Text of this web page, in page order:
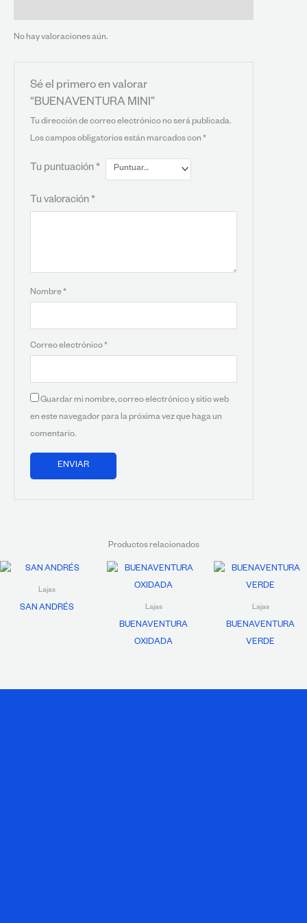
No hay valoraciones aún.
Sé el primero en valorar
“BUENAVENTURA MINI”
Tu dirección de correo electrónico no será publicada.
Los campos obligatorios están marcados con *
Tu puntuación*
Tu valoración *
Nombre *
Correo electrónico *
Guardar mi nombre, correo electrónico y sitio web
en este navegador para la próxima vez que haga un
comentario.
Productos relacionados
Lajas
SAN ANDRÉS Lajas
BUENAVENTURA
OXIDADA
Lajas
BUENAVENTURA
VERDE